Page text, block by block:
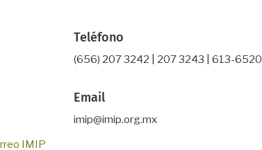
Teléfono
(656) 207 3242 | 207 3243 | 613-6520
Email
imip@imip.org.mx
IMIP